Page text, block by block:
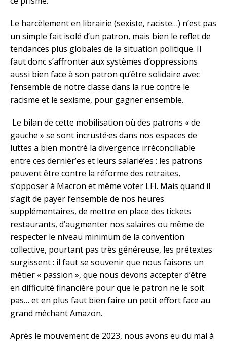
Le harcèlement en librairie (sexiste, raciste…) n’est pas
un simple fait isolé d’un patron, mais bien le reflet de
tendances plus globales de la situation politique. Il
faut donc s’affronter aux systèmes d’oppressions
aussi bien face à son patron qu’être solidaire avec
l’ensemble de notre classe dans la rue contre le
racisme et le sexisme, pour gagner ensemble.
Le bilan de cette mobilisation où des patrons « de
gauche » se sont incrusté·es dans nos espaces de
luttes a bien montré la divergence irréconciliable
entre ces dernièr’es et leurs salarié’es : les patrons
peuvent être contre la réforme des retraites,
s’opposer à Macron et même voter LFI. Mais quand il
s’agit de payer l’ensemble de nos heures
supplémentaires, de mettre en place des tickets
restaurants, d’augmenter nos salaires ou même de
respecter le niveau minimum de la convention
collective, pourtant pas très généreuse, les prétextes
surgissent : il faut se souvenir que nous faisons un
métier « passion », que nous devons accepter d’être
en difficulté financière pour que le patron ne le soit
pas… et en plus faut bien faire un petit effort face au
grand méchant Amazon.
Après le mouvement de 2023, nous avons eu du mal à